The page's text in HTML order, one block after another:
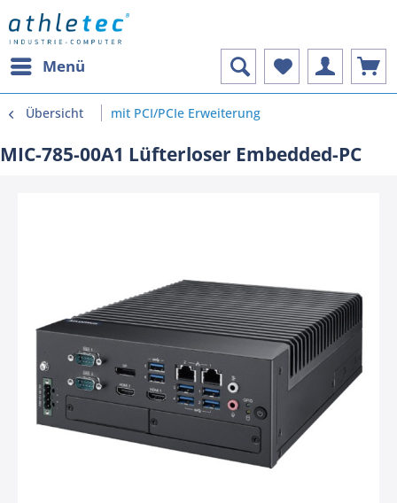
Menü
Übersicht mit PCI/PCIe Erweiterung
MIC-785-00A1 Lüfterloser Embedded-PC